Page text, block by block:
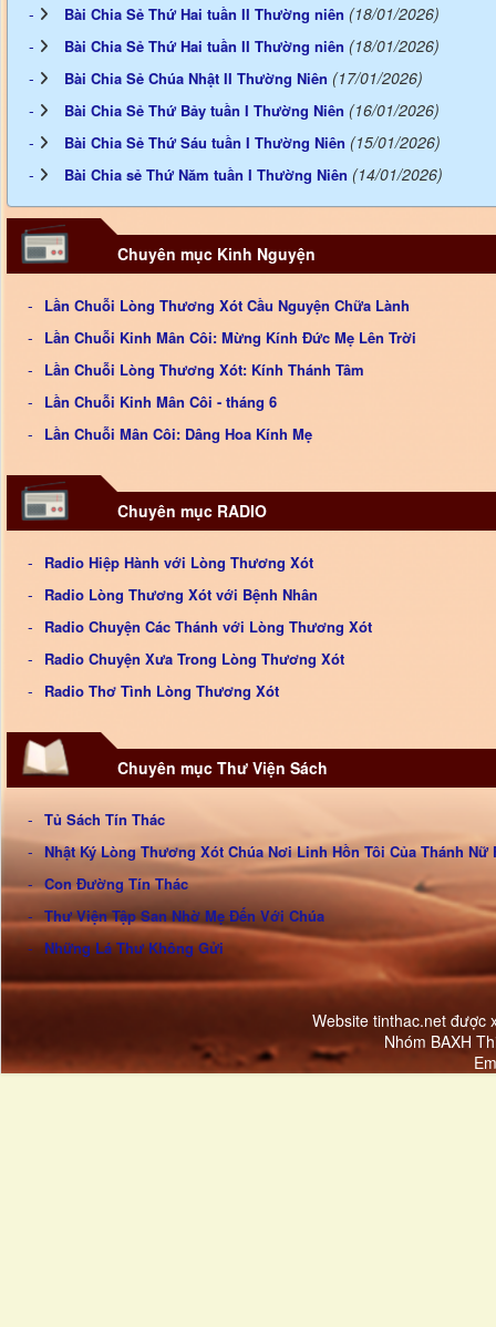
Bài Chia Sẻ Thứ Hai tuần II Thường niên (18/01/2026)
Bài Chia Sẻ Thứ Hai tuần II Thường niên (18/01/2026)
Bài Chia Sẻ Chúa Nhật II Thường Niên (17/01/2026)
Bài Chia Sẻ Thứ Bảy tuần I Thường Niên (16/01/2026)
Bài Chia Sẻ Thứ Sáu tuần I Thường Niên (15/01/2026)
Bài Chia sẻ Thứ Năm tuần I Thường Niên (14/01/2026)
Chuyên mục Kinh Nguyện
Lần Chuỗi Lòng Thương Xót Cầu Nguyện Chữa Lành
Lần Chuỗi Kinh Mân Côi: Mừng Kính Đức Mẹ Lên Trời
Lần Chuỗi Lòng Thương Xót: Kính Thánh Tâm
Lần Chuỗi Kinh Mân Côi - tháng 6
Lần Chuỗi Mân Côi: Dâng Hoa Kính Mẹ
Chuyên mục RADIO
Radio Hiệp Hành với Lòng Thương Xót
Radio Lòng Thương Xót với Bệnh Nhân
Radio Chuyện Các Thánh với Lòng Thương Xót
Radio Chuyện Xưa Trong Lòng Thương Xót
Radio Thơ Tình Lòng Thương Xót
Chuyên mục Thư Viện Sách
Tủ Sách Tín Thác
Nhật Ký Lòng Thương Xót Chúa Nơi Linh Hồn Tôi Của Thánh Nữ
Con Đường Tín Thác
Thư Viện Tập San Nhờ Mẹ Đến Với Chúa
Những Lá Thư Không Gửi
Website tinthac.net được
Nhóm BAXH